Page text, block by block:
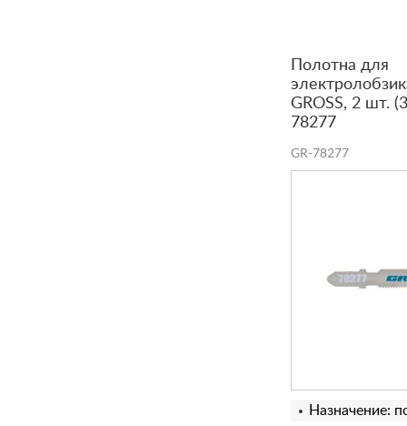
Полотна для
GROSS, 2 шт.
78277
GR-78277
Назначение: